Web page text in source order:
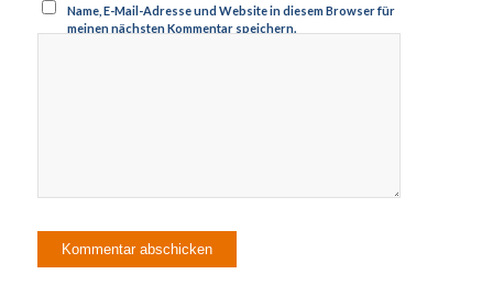
Name, E-Mail-Adresse und Website in diesem Browser für
meinen nächsten Kommentar speichern.